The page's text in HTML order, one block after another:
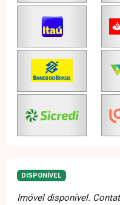
DISPONÍVEL
Imóvel disponível.